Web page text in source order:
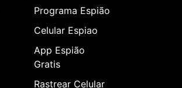
Programa Espião
Celular Espiao
App Espião
Gratis
Rastrear Celular